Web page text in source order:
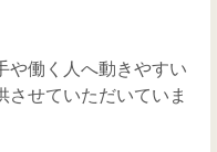
や働く人へ動きやすい
させていただいていま